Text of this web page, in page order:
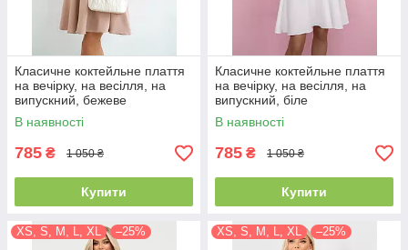
Класичне коктейльне плаття
на вечірку, на весілля, на
випускний, бежеве
В наявності
785 ₴ 1 050 ₴
Купити
Класичне коктейльне плаття
на вечірку, на весілля, на
випускний, біле
В наявності
785 ₴ 1 050 ₴
Купити
XS, S, M, L, XL –25% XS, S, M, L, XL –25%